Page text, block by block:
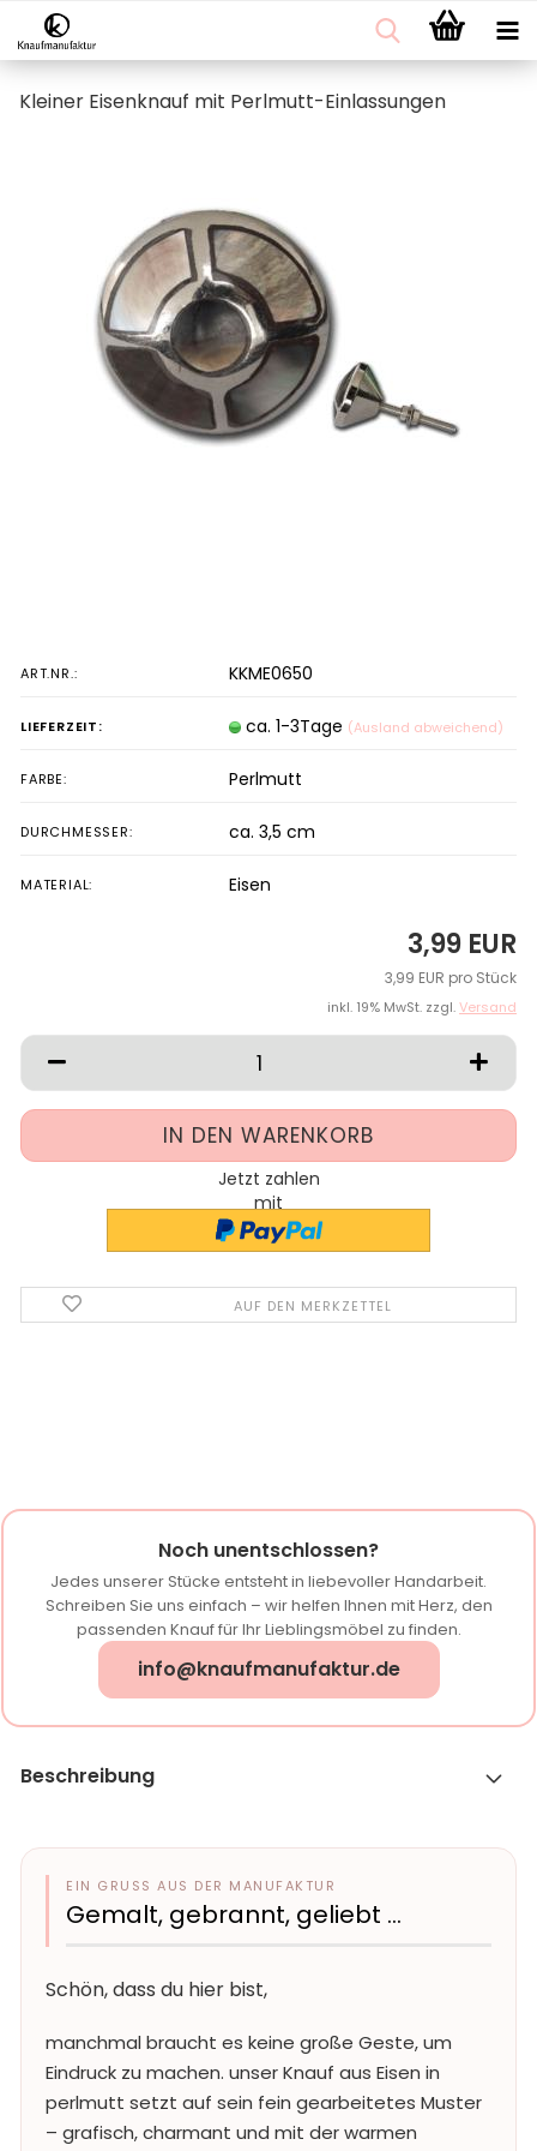
Kleiner Eisenknauf mit Perlmutt-Einlassungen
ART.NR.: KKME0650
LIEFERZEIT: ca. 1-3Tage (Ausland abweichend)
FARBE: Perlmutt
DURCHMESSER: ca. 3,5 cm
MATERIAL: Eisen
3,99 EUR
3,99 EUR pro Stück
inkl. 19% MwSt. zzgl.Versand
Jetzt zahlen
mit
AUF DEN MERKZETTEL
Noch unentschlossen?
Jedes unserer Stücke entsteht in liebevoller Handarbeit.
Schreiben Sie uns einfach – wir helfen Ihnen mit Herz, den
passenden Knauf für Ihr Lieblingsmöbel zu finden.
info@knaufmanufaktur.de
Beschreibung
EIN GRUSS AUS DER MANUFAKTUR
Gemalt, gebrannt, geliebt …
Schön, dass du hier bist,
manchmal braucht es keine große Geste, um
Eindruck zu machen. unser Knauf aus Eisen in
perlmutt setzt auf sein fein gearbeitetes Muster
– grafisch, charmant und mit der warmen